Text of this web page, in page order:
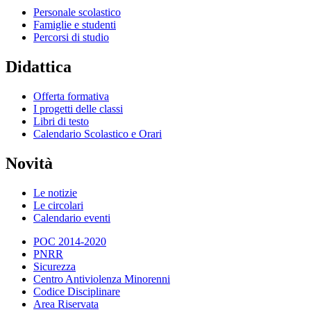
Personale scolastico
Famiglie e studenti
Percorsi di studio
Didattica
Offerta formativa
I progetti delle classi
Libri di testo
Calendario Scolastico e Orari
Novità
Le notizie
Le circolari
Calendario eventi
POC 2014-2020
PNRR
Sicurezza
Centro Antiviolenza Minorenni
Codice Disciplinare
Area Riservata